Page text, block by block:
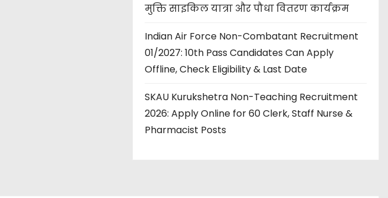
मुक्ति साइकिल यात्रा और पौधा वितरण कार्यक्रम
Indian Air Force Non-Combatant Recruitment
01/2027: 10th Pass Candidates Can Apply
Offline, Check Eligibility & Last Date
SKAU Kurukshetra Non-Teaching Recruitment
2026: Apply Online for 60 Clerk, Staff Nurse &
Pharmacist Posts